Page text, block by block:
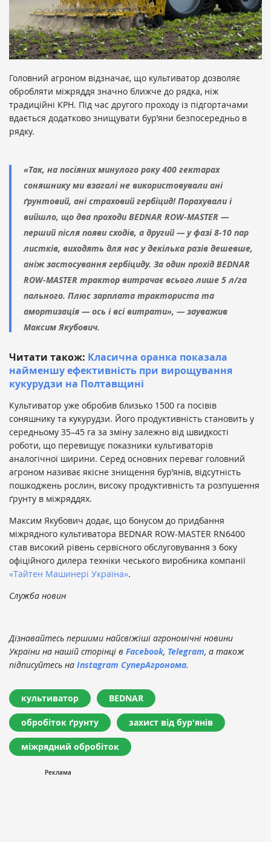
Головний агроном відзначає, що культиватор дозволяє
обробляти міжряддя значно ближче до рядка, ніж
традиційні КРН. Під час другого проходу із підгортачами
вдається додатково знищувати бур’яни безпосередньо в
рядку.
«Так, на посіяних минулого року 400 гектарах
соняшнику ми взагалі не використовували ані
ґрунтовий, ані страховий гербіцид! Порахували і
вийшло, що два проходи BEDNAR ROW-MASTER —
перший після появи сходів, а другий — у фазі 8-10 пар
листків, виходять для нас у декілька разів дешевше,
аніж застосування гербіциду. За один прохід BEDNAR
ROW-MASTER трактор витрачає всього лише 5 л/га
пального. Плюс зарплата тракториста та
амортизація — ось і всі витрати», — зауважив
Максим Якубович.
Читати також: Класична оранка показала
найменшу ефективність при вирощування
кукурудзи на Полтавщині
Культиватор уже обробив близько 1500 га посівів
соняшнику та кукурудзи. Його продуктивність становить у
середньому 35–45 га за зміну залежно від швидкості
роботи, що перевищує показники культиваторів
аналогічної ширини. Серед основних переваг головний
агроном називає якісне знищення бур’янів, відсутність
пошкоджень рослин, високу продуктивність та розпушення
ґрунту в міжряддях.
Максим Якубович додає, що бонусом до придбання
міжрядного культиватора BEDNAR ROW-MASTER RN6400
став високий рівень сервісного обслуговування з боку
офіційного дилера техніки чеського виробника компанії
«Тайтен Машинері Україна».
Служба новин
Дізнавайтесь першими найсвіжіші агрономічні новини
України на нашій сторінці в Facebook, Telegram, а також
підписуйтесь на Instagram СуперАгронома.
культиватор BEDNAR
обробіток ґрунту захист від бур'янів
міжрядний обробіток